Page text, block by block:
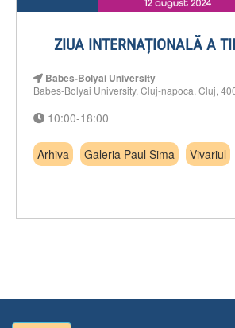
ZIUA INTERNAȚIONALĂ A
Babes-Bolyai University
Babes-Bolyai University, Cluj-napoca, Cluj,
10:00-18:00
Arhiva Galeria Paul Sima Vivariul